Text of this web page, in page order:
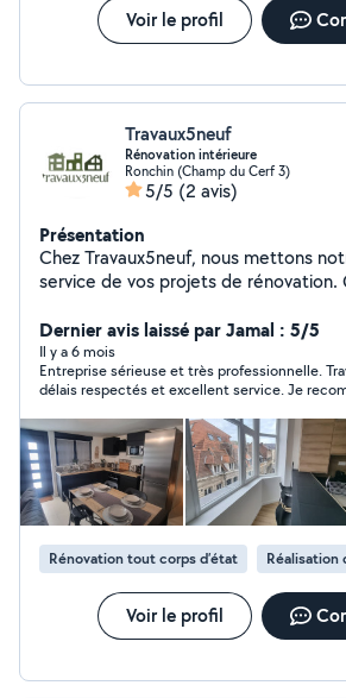
Voir le profil
Travaux5neuf
Rénovation intérieure
Ronchin (Champ du Cerf 3)
5/5 (2 avis)
Présentation
Chez Travaux5neuf, nous mettons
service de vos projets de rénovation.
améliorations, nous garantissons un
respectueux de vos délais et de votre
Dernier avis laissé par Jamal : 5/5
Il y a 6 mois
Entreprise sérieuse et très professionnelle.
délais respectés et excellent service. Je
Rénovation tout corps d’état Réalisation
Voir le profil